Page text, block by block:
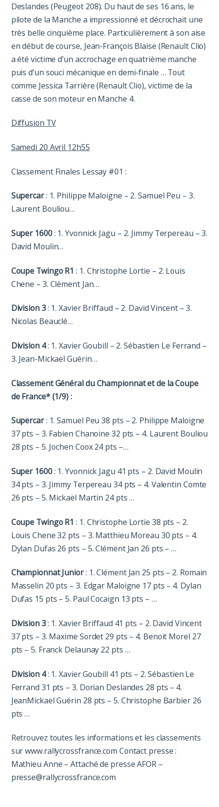
Deslandes (Peugeot 208). Du haut de ses 16 ans, le
pilote de la Manche a impressionné et décrochait une
très belle cinquième place. Particulièrement à son aise
en début de course, Jean-François Blaise (Renault Clio)
a été victime d’un accrochage en quatrième manche
puis d’un souci mécanique en demi-finale … Tout
comme Jessica Tarrière (Renault Clio), victime de la
casse de son moteur en Manche 4.
Diffusion TV
Samedi 20 Avril 12h55
Classement Finales Lessay #01 :
Supercar: 1. Philippe Maloigne – 2. Samuel Peu – 3.
Laurent Bouliou…
Super 1600: 1. Yvonnick Jagu – 2. Jimmy Terpereau – 3.
David Moulin…
Coupe Twingo R1 : 1. Christophe Lortie – 2. Louis
Chene – 3. Clément Jan…
Division 3: 1. Xavier Briffaud – 2. David Vincent – 3.
Nicolas Beauclé…
Division 4: 1. Xavier Goubill – 2. Sébastien Le Ferrand –
3. Jean-Mickaël Guérin…
Classement Général du Championnat et de la Coupe
de France* (1/9) :
Supercar: 1. Samuel Peu 38 pts – 2. Philippe Maloigne
37 pts – 3. Fabien Chanoine 32 pts – 4. Laurent Bouliou
28 pts – 5. Jochen Coox 24 pts –…
Super 1600: 1. Yvonnick Jagu 41 pts – 2. David Moulin
34 pts – 3. Jimmy Terpereau 34 pts – 4. Valentin Comte
26 pts – 5. Mickaël Martin 24 pts …
Coupe Twingo R1 : 1. Christophe Lortie 38 pts – 2.
Louis Chene 32 pts – 3. Matthieu Moreau 30 pts – 4.
Dylan Dufas 26 pts – 5. Clément Jan 26 pts – …
Championnat Junior: 1. Clément Jan 25 pts – 2. Romain
Masselin 20 pts – 3. Edgar Maloigne 17 pts – 4. Dylan
Dufas 15 pts – 5. Paul Cocaign 13 pts – …
Division 3: 1. Xavier Briffaud 41 pts – 2. David Vincent
37 pts – 3. Maxime Sordet 29 pts – 4. Benoit Morel 27
pts – 5. Franck Delaunay 22 pts …
Division 4: 1. Xavier Goubill 41 pts – 2. Sébastien Le
Ferrand 31 pts – 3. Dorian Deslandes 28 pts – 4.
JeanMickaël Guérin 28 pts – 5. Christophe Barbier 26
pts …
Retrouvez toutes les informations et les classements
sur www.rallycrossfrance.com Contact presse :
Mathieu Anne – Attaché de presse AFOR –
presse@rallycrossfrance.com